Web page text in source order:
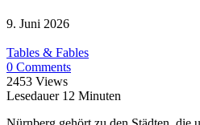
9. Juni 2026
Tables & Fables
0 Comments
2453 Views
Lesedauer 12 Minuten